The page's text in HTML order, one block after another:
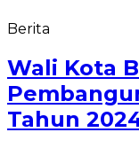
Berita
Wali Kota
Tahun